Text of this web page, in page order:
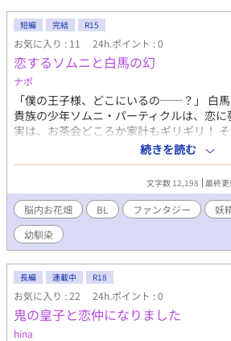
「性別はどっちでも構わん。魔王たる私な
ませることは可能だからな。」 魔王に嫁
はやんちゃな勇者の夫夫のお話。
短編 完結 R15
お気に入り : 11 24h.ポイント : 0
恋するソムニと白馬の幻
ナポ
「僕の王子様、どこにいるの──？」 白
貴族の少年ソムニ・パーティクルは、恋
実は、お茶会どころか家計もギリギリ！
のは、妖精の卵から生まれた謎の少年フ
に？」と問いかけてくる彼に、ソムニの
──！？ 幼なじみのチルドはやきもき、
て、 これは恋？ それとも勘違い？ 空想か
恋の物語。
続きを読む
文字数 12,198 最終
脳内お花畑 BL ファンタジー 妖
幼馴染
長編 連載中 R18
お気に入り : 22 24h.ポイント : 0
鬼の皇子と恋仲になりました
hina